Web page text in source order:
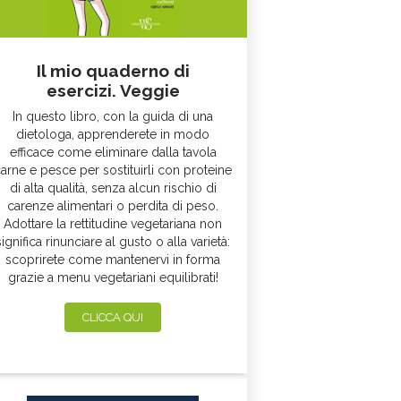
Il mio quaderno di
esercizi. Veggie
In questo libro, con la guida di una
dietologa, apprenderete in modo
efficace come eliminare dalla tavola
e pesce per sostituirli con proteine
di alta qualità, senza alcun rischio di
carenze alimentari o perdita di peso.
Adottare la rettitudine vegetariana non
rinunciare al gusto o alla varietà:
scoprirete come mantenervi in forma
grazie a menu vegetariani equilibrati!
CLICCA QUI